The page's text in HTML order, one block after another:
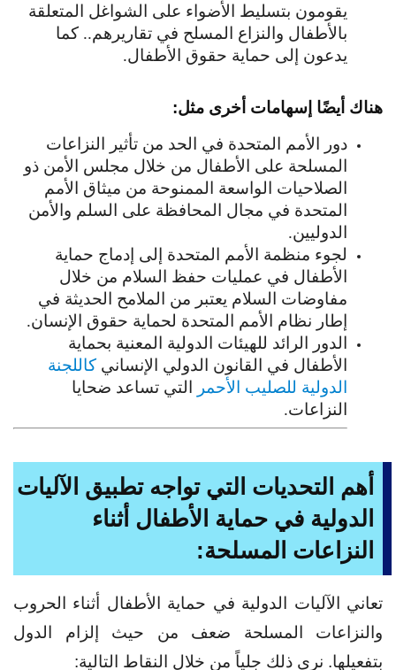
يقومون بتسليط الأضواء على الشواغل المتعلقة
بالأطفال والنزاع المسلح في تقاريرهم.. كما
يدعون إلى حماية حقوق الأطفال.
هناك أيضًا إسهامات أخرى مثل:
دور الأمم المتحدة في الحد من تأثير النزاعات
المسلحة على الأطفال من خلال مجلس الأمن ذو
الصلاحيات الواسعة الممنوحة من ميثاق الأمم
المتحدة في مجال المحافظة على السلم والأمن
الدوليين.
لجوء منظمة الأمم المتحدة إلى إدماج حماية
الأطفال في عمليات حفظ السلام من خلال
مفاوضات السلام يعتبر من الملامح الحديثة في
إطار نظام الأمم المتحدة لحماية حقوق الإنسان.
الدور الرائد للهيئات الدولية المعنية بحماية
الأطفال في القانون الدولي الإنساني كاللجنة
الدولية للصليب الأحمر التي تساعد ضحايا
النزاعات.
أهم التحديات التي تواجه تطبيق الآليات
الدولية في حماية الأطفال أثناء
النزاعات المسلحة:
تعاني الآليات الدولية في حماية الأطفال أثناء الحروب
والنزاعات المسلحة ضعف من حيث إلزام الدول
بتفعيلها. نرى ذلك جلياً من خلال النقاط التالية: